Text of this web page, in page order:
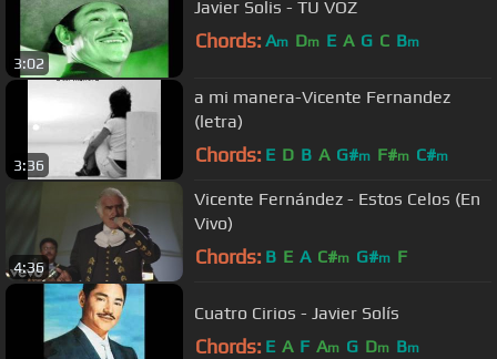
3:02
Javier Solis - TU VOZ
Chords: Am Dm E A G C Bm
3:36
a mi manera-Vicente Fernandez
(letra)
Chords: E D B A G#m F#m C#m
4:36
Vicente Fernández - Estos Celos (En
Vivo)
Chords: B E A C#m G#m F
Cuatro Cirios - Javier Solís
Chords: E A F Am G Dm Bm